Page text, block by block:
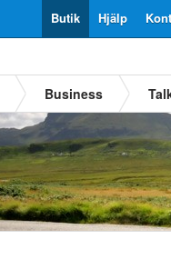
Hjälp
Butik
Business